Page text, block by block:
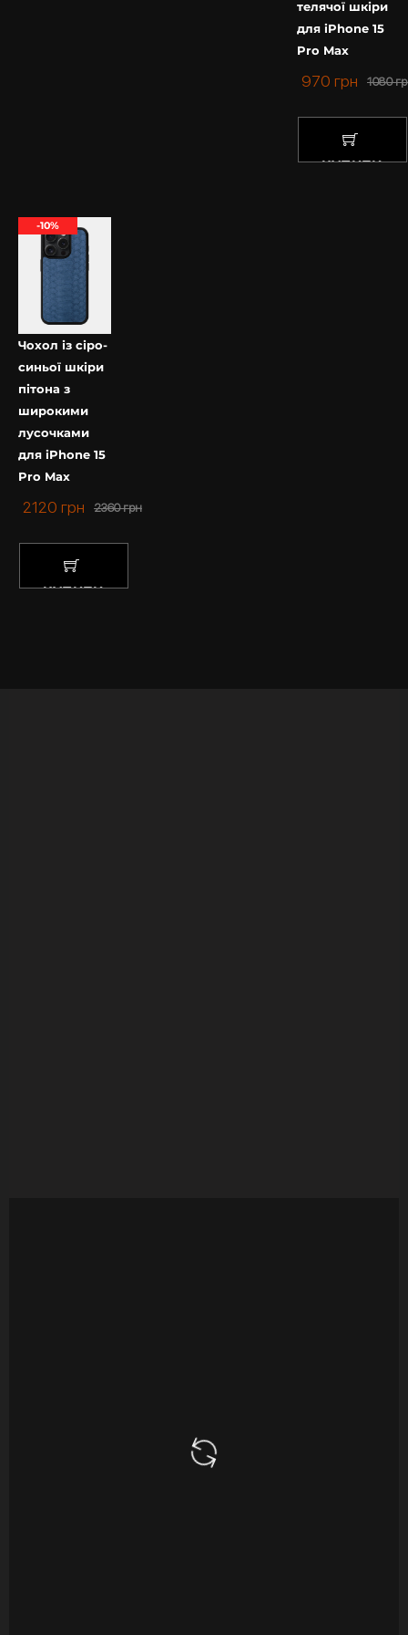
телячої шкіри
для iPhone 15
Pro Max
1080
970 грн
КУПИТИ
-10%
Чохол із сіро-
синьої шкіри
пітона з
широкими
лусочками
для iPhone 15
Pro Max
2360грн
2120 грн
КУПИТИ